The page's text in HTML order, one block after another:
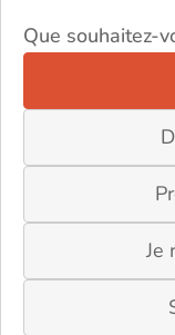
Que souhaitez-
Je